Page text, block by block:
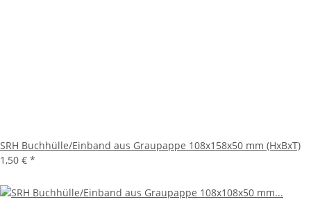
SRH Buchhülle/Einband aus Graupappe 108x158x50 mm (HxBxT)
1,50 € *